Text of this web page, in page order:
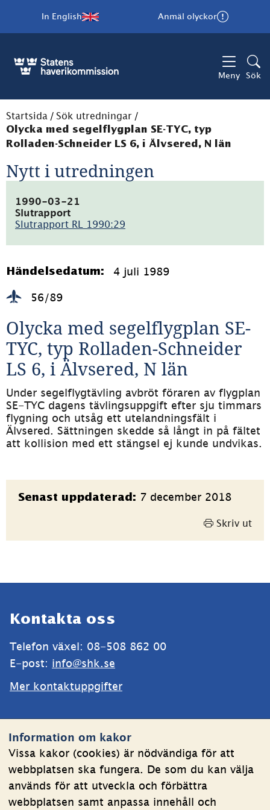
Information om kakor
Vissa kakor (cookies) är nödvändiga för att
webbplatsen ska fungera. De som du kan välja
används för att utveckla och förbättra
webbplatsen samt anpassa innehåll och
In English Anmäl olyckor
Meny Sök
Startsida / Sök utredningar /
Olycka med segelflygplan SE-TYC, typ
Rolladen-Schneider LS 6, i Älvsered, N län
Nytt i utredningen
1990-03-21
Slutrapport
Slutrapport RL 1990:29
3.9MB)
Händelsedatum: 4 juli 1989
56/89
Olycka med segelflygplan SE-
TYC, typ Rolladen-Schneider
LS 6, i Älvsered, N län
Under segelflygtävling avbröt föraren av flygplan
SE-TYC dagens tävlingsuppgift efter sju timmars
flygning och utsåg ett utelandningsfält i
Älvsered. Sättningen skedde så långt in på fältet
att kollision med ett stängsel ej kunde undvikas.
Sidinformation
Senast uppdaterad: 7 december 2018
Skriv ut
Kontakta oss
Telefon växel: 08-508 862 00
E-post: info@shk.se
Mer kontaktuppgifter
Om kakor
Behandling av personuppgifter
Tillgänglighetsredogörelse